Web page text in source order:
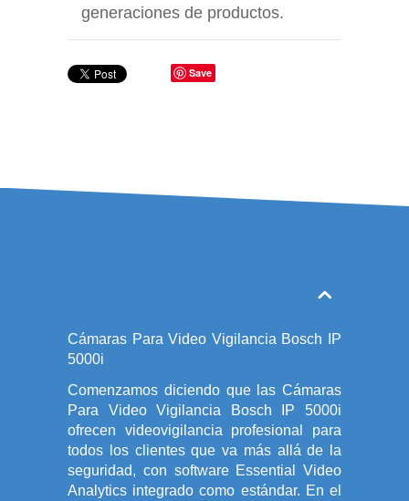
generaciones de productos.
Save
Cámaras Para Video Vigilancia Bosch IP
5000i
Comenzamos diciendo que las Cámaras
Para Video Vigilancia Bosch IP 5000i
ofrecen videovigilancia profesional para
todos los clientes que va más allá de la
seguridad, con software Essential Video
Analytics integrado como estándar. En el